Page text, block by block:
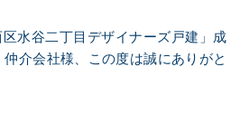
水谷二丁目デザイナーズ戸建」成
介会社様、この度は誠にありがと